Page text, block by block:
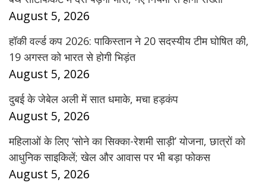
August 5, 2026
हॉकी वर्ल्ड कप 2026: पाकिस्तान ने 20 सदस्यीय टीम घोषित की,
19 अगस्त को भारत से होगी भिड़ंत
August 5, 2026
दुबई के जेबेल अली में सात धमाके, मचा हड़कंप
August 5, 2026
महिलाओं के लिए ‘सोने का सिक्का-रेशमी साड़ी’ योजना, छात्रों को
आधुनिक साइकिलें; खेल और आवास पर भी बड़ा फोकस
August 5, 2026